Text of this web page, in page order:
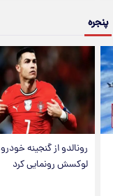
پنجره
رونالدو از گنجینه
لوکسش رونمایی کرد